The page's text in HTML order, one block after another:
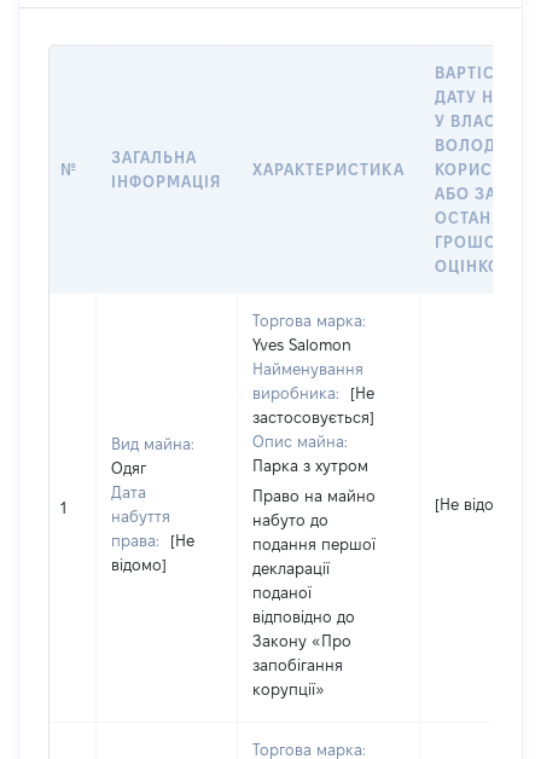
№
ЗАГАЛЬНА
ІНФОРМАЦІЯ
ХАРАКТЕРИСТИКА
ВАРТІСТЬ
ДАТУ
У
ВОЛОДІННЯ
АБО ЗА
ГРОШОВОЮ
ОЦІНКОЮ
1
Вид майна:
Одяг
Дата
набуття
права:
[Не
відомо]
Торгова марка:
Yves Salomon
Найменування
виробника:
[Не
застосовується]
Опис майна:
Парка з хутром
Право на майно
набуто до
подання першої
декларації
поданої
відповідно до
Закону «Про
запобігання
корупції»
[Не відомо]
Торгова марка: